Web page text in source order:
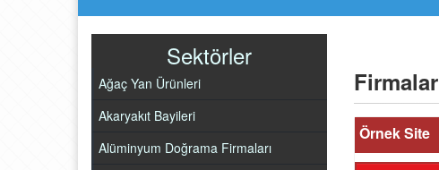
Sektörler
Ağaç Yan Ürünleri
Akaryakıt Bayileri
Alüminyum Doğrama Firmaları
Firmalar
Örnek Site